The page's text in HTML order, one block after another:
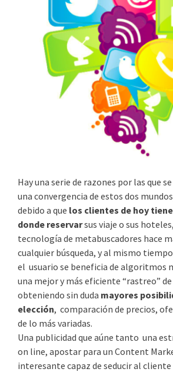
Hay una serie de razones por las que
una convergencia de estos dos
debido a que los clientes de hoy
donde reservarsus viaje o sus
tecnología de metabuscadores hace
cualquier búsqueda, y al mismo tiempo
el usuario se beneficia de algoritmos
una mejor y más eficiente “rastreo”
obteniendo sin duda mayores
elección, comparación de precios,
de lo más variadas.
Una publicidad que aúne tanto una
on line, apostar para un Content
interesante capaz de seducir al